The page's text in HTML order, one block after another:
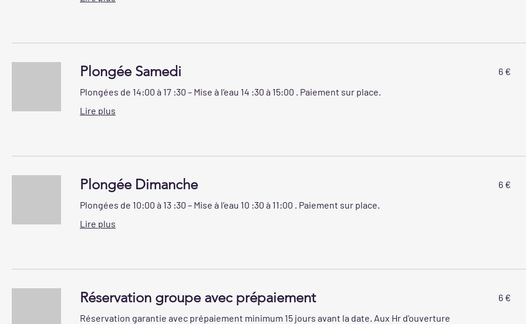
Plongée Samedi
Plongées de 14:00 à 17 :30 – Mise à l’eau 14 :30 à 15:00 . Paiement sur place.
Lire plus
euros
6 €
Plongée Dimanche
Plongées de 10:00 à 13 :30 – Mise à l’eau 10 :30 à 11:00 . Paiement sur place.
Lire plus
euros
6 €
Réservation groupe avec prépaiement
Réservation garantie avec prépaiement minimum 15 jours avant la date. Aux Hr d'ouverture
euros
6 €